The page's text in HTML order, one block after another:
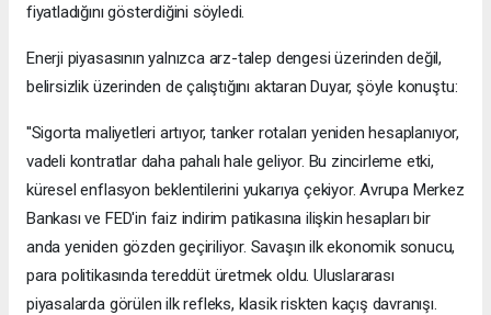
fiyatladığını gösterdiğini söyledi.
Enerji piyasasının yalnızca arz-talep dengesi üzerinden değil,
belirsizlik üzerinden de çalıştığını aktaran Duyar, şöyle konuştu:
''Sigorta maliyetleri artıyor, tanker rotaları yeniden hesaplanıyor,
vadeli kontratlar daha pahalı hale geliyor. Bu zincirleme etki,
küresel enflasyon beklentilerini yukarıya çekiyor. Avrupa Merkez
Bankası ve FED'in faiz indirim patikasına ilişkin hesapları bir
anda yeniden gözden geçiriliyor. Savaşın ilk ekonomik sonucu,
para politikasında tereddüt üretmek oldu. Uluslararası
piyasalarda görülen ilk refleks, klasik riskten kaçış davranışı.